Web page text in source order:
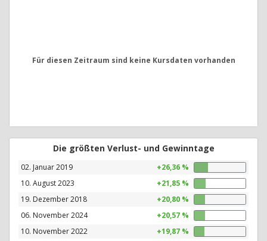
Für diesen Zeitraum sind keine Kursdaten vorhanden
Die größten Verlust- und Gewinntage
02. Januar 2019
+26,36 %
10. August 2023
+21,85 %
19. Dezember 2018
+20,80 %
06. November 2024
+20,57 %
10. November 2022
+19,87 %